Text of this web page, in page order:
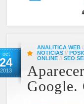
oct
24
2013
ANALITICA WEB
NOTICIAS //
ONLINE // SEO
Google.